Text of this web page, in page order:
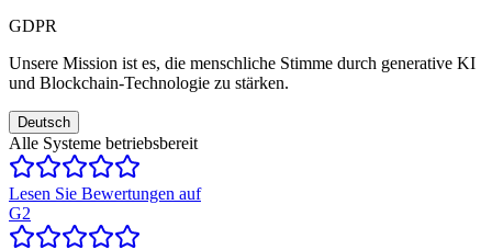
GDPR
Unsere Mission ist es, die menschliche Stimme durch generative KI
und Blockchain-Technologie zu stärken.
Deutsch
Alle Systeme betriebsbereit
Lesen Sie Bewertungen auf
G2